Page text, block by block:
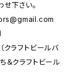
下さい。
クラフトビールバ
＆クラフトビール